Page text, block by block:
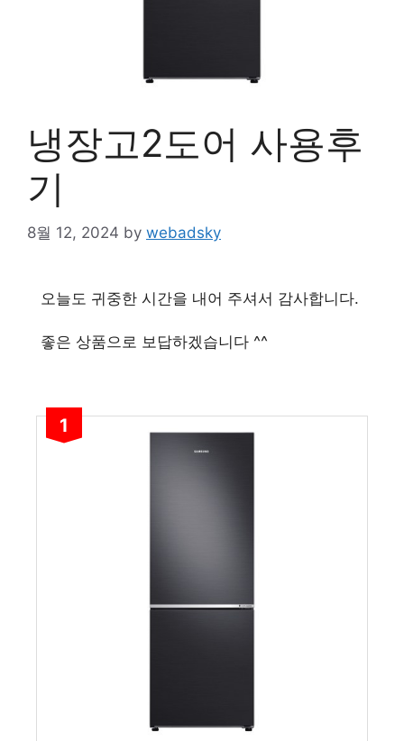
냉장고2도어 사용후
기
8월 12, 2024 by webadsky
오늘도 귀중한 시간을 내어 주셔서 감사합니다.
좋은 상품으로 보답하겠습니다 ^^
1